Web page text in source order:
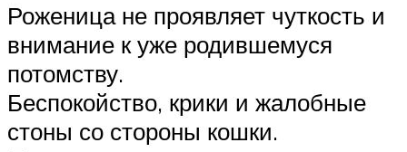
Роженица не проявляет чуткость и
внимание к уже родившемуся
потомству.
Беспокойство, крики и жалобные
стоны со стороны кошки.